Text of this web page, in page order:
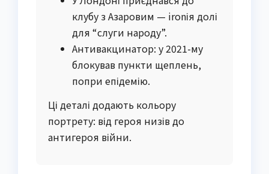
клубу з Азаровим — ironія долі
для “слуги народу”.
Антивакцинатор: у 2021-му
блокував пункти щеплень,
попри епідемію.
Ці деталі додають кольору
портрету: від героя низів до
антигероя війни.